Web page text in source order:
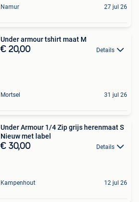
Namur 27 jul 26
Under armour tshirt maat M
€ 20,00 Details
Mortsel 31 jul 26
Under Armour 1/4 Zip grijs herenmaat S
Nieuw met label
€ 30,00 Details
Kampenhout 12 jul 26